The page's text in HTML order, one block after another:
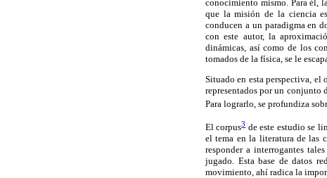
conocimiento mismo. Para él,
que la misión de la ciencia
conducen a un paradigma en
con este autor, la
dinámicas, así como de los
tomados de la física, se le
Situado en esta perspectiva,
representados por un conjunto
Para lograrlo, se profundiza
El corpus3de este estudio se
el tema en la literatura de las
responder a interrogantes
jugado. Esta base de datos
movimiento, ahí radica la